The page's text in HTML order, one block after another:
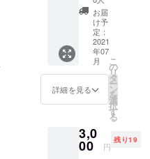
した。
ご支援
いただ
けれ
ば、イ
ベント
前に場
所の住
でお送
りいた
ただき
ます。
◯YouT
ube動画
にお名
前のク
レジッ
ト ※１
データ
送付）※
ると
き、大
きな
キャン
ドルに
点灯す
る権利
です。
合わせ
たお客
様で、
ドル
に！」
→多摩
川が好
きすぎ
る人は
ぜひ！
という
キャン
ドル。
の石を
拾いに
いって
お届
け予
定：
2021
年07
月
詳細を見る
こ
の
リ
タ
ー
ン
を
選
択
す
る
3,0
00 円
残り19